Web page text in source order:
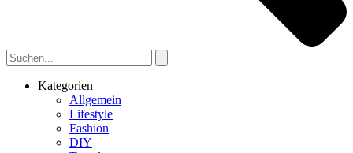
Kategorien
Allgemein
Lifestyle
Fashion
DIY